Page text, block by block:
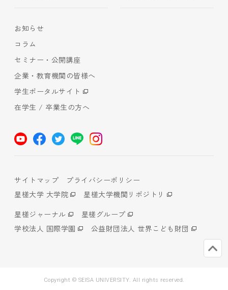
お知らせ
コラム
セミナー・公開講座
企業・教育機関の皆様へ
学生ポータルサイト
在学生 / 卒業生の方へ
サイトマップ
プライバシーポリシー
星槎大学 大学院
星槎大学機関リポジトリ
星槎ジャーナル
星槎グループ
学校法人 国際学園
公益財団法人 世界こども財団
Copyright © SEISA UNIVERSITY. All rights reserved.